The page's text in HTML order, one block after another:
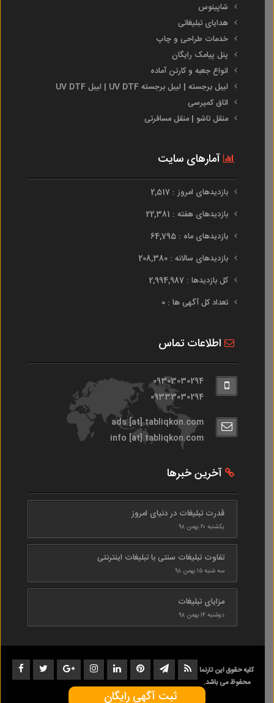
شاپینوس
هدایای تبلیغاتی
خدمات طراحی و چاپ
پنل پیامک رایگان
انواع جعبه و کارتن آماده
لیبل برجسته | لیبل برجسته UV DTF | لیبل UV DTF
اتاق کمپرسی
منقل تاشو | منقل مسافرتی
آمارهای سایت
بازدیدهای امروز : 2,517
بازدیدهای هفته : 22,381
بازدیدهای ماه : 64,795
بازدیدهای سالانه : 208,380
کل بازدیدها : 2,994,987
تعداد کل آگهی ها : 0
اطلاعات تماس
09303030294
09333030294
ads [at] tabliqkon.com
info [at] tabliqkon.com
آخرین خبرها
قدرت تبلیغات در دنیای امروز
یکشنبه ۲۰ بهمن ۹۸
تفاوت تبلیغات سنتی با تبلیغات اینترنتی
سه شنبه ۱۵ بهمن ۹۸
مزایای تبلیغات
دوشنبه ۱۴ بهمن ۹۸
کلیه حقوق این تارنما
محفوظ می باشد.
1402-1398
ثبت آگهی رایگان